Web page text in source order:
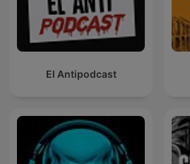
El Antipodcast